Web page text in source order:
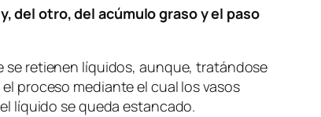
del otro, del acúmulo graso y el paso
se retienen líquidos, aunque, tratándose
proceso mediante el cual los vasos
líquido se queda estancado.